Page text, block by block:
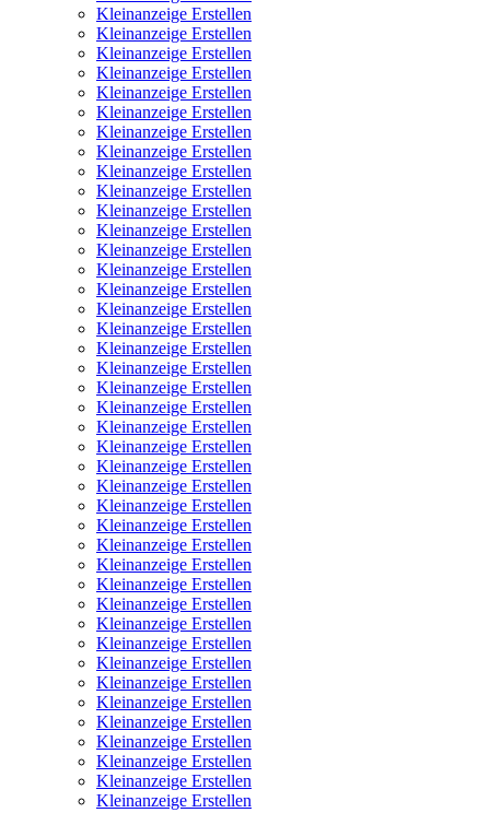
Kleinanzeige Erstellen
Kleinanzeige Erstellen
Kleinanzeige Erstellen
Kleinanzeige Erstellen
Kleinanzeige Erstellen
Kleinanzeige Erstellen
Kleinanzeige Erstellen
Kleinanzeige Erstellen
Kleinanzeige Erstellen
Kleinanzeige Erstellen
Kleinanzeige Erstellen
Kleinanzeige Erstellen
Kleinanzeige Erstellen
Kleinanzeige Erstellen
Kleinanzeige Erstellen
Kleinanzeige Erstellen
Kleinanzeige Erstellen
Kleinanzeige Erstellen
Kleinanzeige Erstellen
Kleinanzeige Erstellen
Kleinanzeige Erstellen
Kleinanzeige Erstellen
Kleinanzeige Erstellen
Kleinanzeige Erstellen
Kleinanzeige Erstellen
Kleinanzeige Erstellen
Kleinanzeige Erstellen
Kleinanzeige Erstellen
Kleinanzeige Erstellen
Kleinanzeige Erstellen
Kleinanzeige Erstellen
Kleinanzeige Erstellen
Kleinanzeige Erstellen
Kleinanzeige Erstellen
Kleinanzeige Erstellen
Kleinanzeige Erstellen
Kleinanzeige Erstellen
Kleinanzeige Erstellen
Kleinanzeige Erstellen
Kleinanzeige Erstellen
Kleinanzeige Erstellen